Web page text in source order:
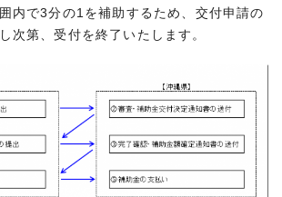
内で3分の1を補助するため、交付申請の
次第、受付を終了いたします。